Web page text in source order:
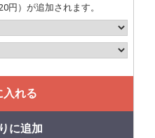
円）が追加されます。
入れる
に追加